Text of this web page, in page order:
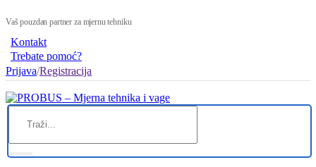
Vaš pouzdan partner za mjernu tehniku
Kontakt
Trebate pomoć?
Prijava/Registracija